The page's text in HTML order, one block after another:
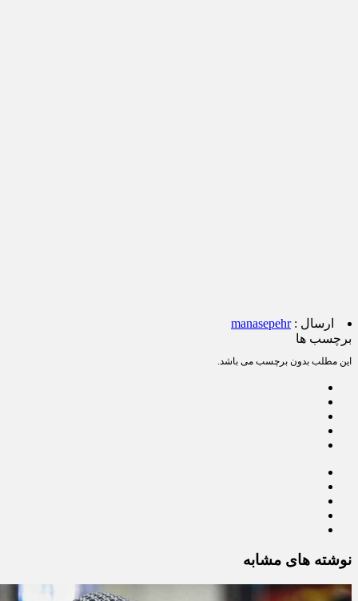
ارسال :manasepehr
برچسب ها
این مطلب بدون برچسب می باشد.
نوشته های مشابه